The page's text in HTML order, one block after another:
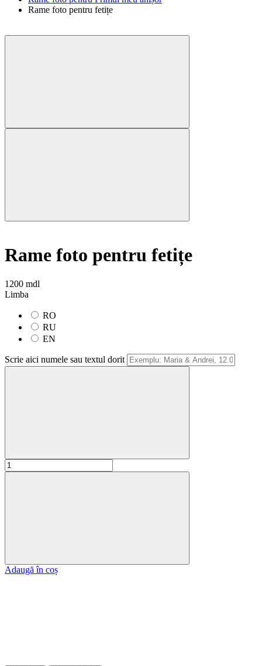
Rame foto pentru fetițe
Rame foto pentru fetițe
1200 mdl
Limba
RO
RU
EN
Scrie aici numele sau textul dorit
Adaugă în coș